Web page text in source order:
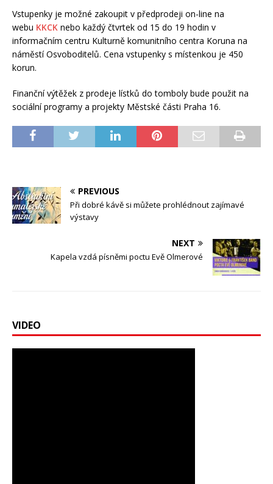
Vstupenky je možné zakoupit v předprodeji on-line na
webu KKCK nebo každý čtvrtek od 15 do 19 hodin v
informačním centru Kulturně komunitního centra Koruna na
náměstí Osvoboditelů. Cena vstupenky s místenkou je 450
korun.
Finanční výtěžek z prodeje lístků do tomboly bude použit na
sociální programy a projekty Městské části Praha 16.
PREVIOUS
Při dobré kávě si můžete prohlédnout zajímavé
výstavy
NEXT
Kapela vzdá písněmi poctu Evě Olmerové
VIDEO